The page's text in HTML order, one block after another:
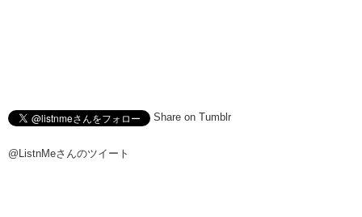
Share on Tumblr
@ListnMeさんのツイート